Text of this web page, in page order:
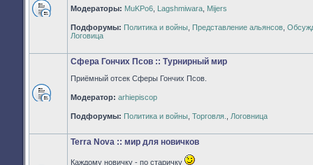
непрочитанных
сообщений
Модераторы: MuKPo6 Lagshmiwara Mijers
Подфорумы: Политика и войны Представление альянсов
Логовица
непрочитанных
сообщений
Сфера Гончих Псов :: Турнирный мир
Приёмный отсек Сферы Гончих Псов.
Модератор: arhiepiscop
Подфорумы: Политика и войны Торговля. Логовница
Terra Nova :: мир для новичков
Каждому новичку - по старичку